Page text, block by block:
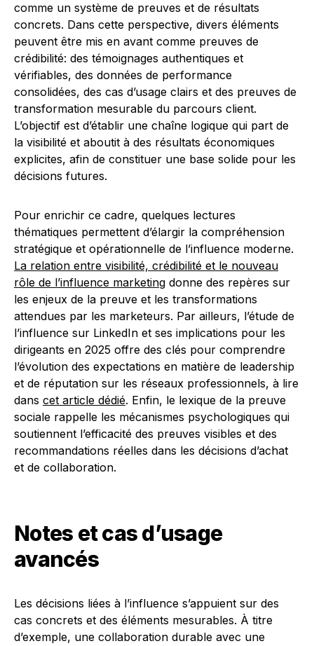
comme un système de preuves et de résultats
concrets. Dans cette perspective, divers éléments
peuvent être mis en avant comme preuves de
crédibilité: des témoignages authentiques et
vérifiables, des données de performance
consolidées, des cas d’usage clairs et des preuves de
transformation mesurable du parcours client.
L’objectif est d’établir une chaîne logique qui part de
la visibilité et aboutit à des résultats économiques
explicites, afin de constituer une base solide pour les
décisions futures.
Pour enrichir ce cadre, quelques lectures
thématiques permettent d’élargir la compréhension
stratégique et opérationnelle de l’influence moderne.
La relation entre visibilité, crédibilité et le nouveau
rôle de l’influence marketing donne des repères sur
les enjeux de la preuve et les transformations
attendues par les marketeurs. Par ailleurs, l’étude de
l’influence sur LinkedIn et ses implications pour les
dirigeants en 2025 offre des clés pour comprendre
l’évolution des expectations en matière de leadership
et de réputation sur les réseaux professionnels, à lire
dans cet article dédié. Enfin, le lexique de la preuve
sociale rappelle les mécanismes psychologiques qui
soutiennent l’efficacité des preuves visibles et des
recommandations réelles dans les décisions d’achat
et de collaboration.
Notes et cas d’usage
avancés
Les décisions liées à l’influence s’appuient sur des
cas concrets et des éléments mesurables. À titre
d’exemple, une collaboration durable avec une